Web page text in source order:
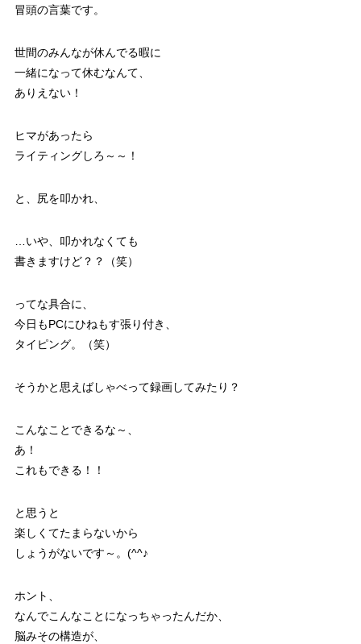
冒頭の言葉です。
世間のみんなが休んでる暇に
一緒になって休むなんて、
ありえない！
ヒマがあったら
ライティングしろ～～！
と、尻を叩かれ、
…いや、叩かれなくても
書きますけど？？（笑）
ってな具合に、
今日もPCにひねもす張り付き、
タイピング。（笑）
そうかと思えばしゃべって録画してみたり？
こんなことできるな～、
あ！
これもできる！！
と思うと
楽しくてたまらないから
しょうがないです～。(^^♪
ホント、
なんでこんなことになっちゃったんだか、
脳みその構造が、